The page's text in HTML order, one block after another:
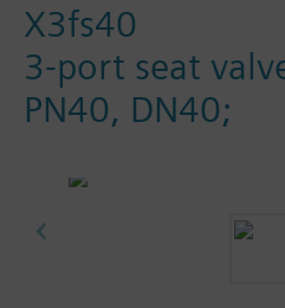
X3fs40
3-port seat
PN40, DN40;